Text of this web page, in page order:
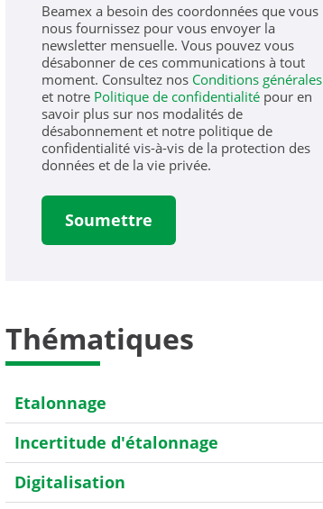
Beamex a besoin des coordonnées que vous
nous fournissez pour vous envoyer la
newsletter mensuelle. Vous pouvez vous
désabonner de ces communications à tout
moment. Consultez nos Conditions générales
et notre Politique de confidentialitépour en
savoir plus sur nos modalités de
désabonnement et notre politique de
confidentialité vis-à-vis de la protection des
données et de la vie privée.
Thématiques
Etalonnage
Incertitude d'étalonnage
Digitalisation